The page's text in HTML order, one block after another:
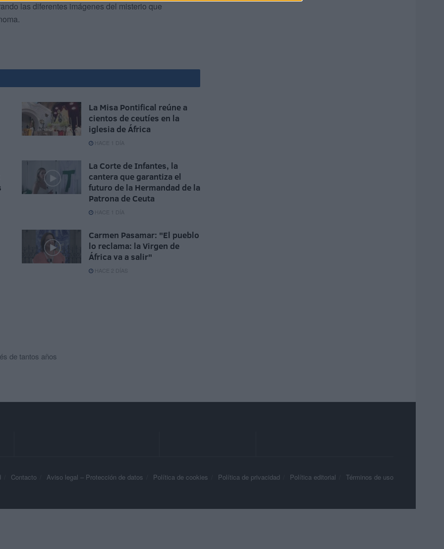
las diferentes imágenes del misterio que
La Misa Pontifical reúne a
cientos de ceutíes en la
iglesia de África
HACE 1 DÍA
La Corte de Infantes, la
cantera que garantiza el
futuro de la Hermandad de la
Patrona de Ceuta
HACE 1 DÍA
Carmen Pasamar: "El pueblo
lo reclama: la Virgen de
África va a salir"
HACE 2 DÍAS
de tantos años
Contacto Aviso legal – Protección de datos Política de cookies Política de privacidad Política editorial Términos de uso